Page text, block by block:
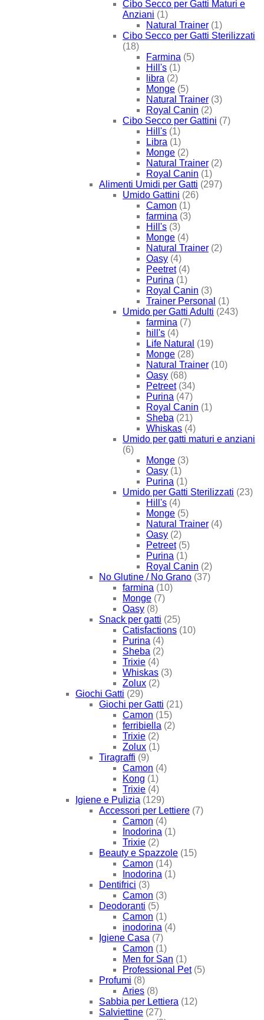
Cibo Secco per Gatti Maturi e
Anziani (1)
Natural Trainer (1)
Cibo Secco per Gatti Sterilizzati
(18)
Farmina (5)
Hill's (1)
libra (2)
Monge (5)
Natural Trainer (3)
Royal Canin (2)
Cibo Secco per Gattini (7)
Hill's (1)
Libra (1)
Monge (2)
Natural Trainer (2)
Royal Canin (1)
Alimenti Umidi per Gatti (297)
Umido Gattini (26)
Camon (1)
farmina (3)
Hill's (3)
Monge (4)
Natural Trainer (2)
Oasy (4)
Peetret (4)
Purina (1)
Royal Canin (3)
Trainer Personal (1)
Umido per Gatti Adulti (243)
farmina (7)
hill's (4)
Life Natural (19)
Monge (28)
Natural Trainer (10)
Oasy (68)
Petreet (34)
Purina (47)
Royal Canin (1)
Sheba (21)
Whiskas (4)
Umido per gatti maturi e anziani
(6)
Monge (3)
Oasy (1)
Purina (1)
Umido per Gatti Sterilizzati (23)
Hill's (4)
Monge (5)
Natural Trainer (4)
Oasy (2)
Petreet (5)
Purina (1)
Royal Canin (2)
No Glutine / No Grano (37)
farmina (10)
Monge (7)
Oasy (8)
Snack per gatti (25)
Catisfactions (10)
Purina (4)
Sheba (2)
Trixie (4)
Whiskas (3)
Zolux (2)
Giochi Gatti (29)
Giochi per Gatti (21)
Camon (15)
ferribiella (2)
Trixie (2)
Zolux (1)
Tiragraffi (9)
Camon (4)
Kong (1)
Trixie (4)
Igiene e Pulizia (129)
Accessori per Lettiere (7)
Camon (4)
Inodorina (1)
Trixie (2)
Beauty e Spazzole (15)
Camon (14)
Inodorina (1)
Dentifrici (3)
Camon (3)
Deodoranti (5)
Camon (1)
inodorina (4)
Igiene Casa (7)
Camon (1)
Men for San (1)
Professional Pet (5)
Profumi (8)
Aries (8)
Sabbia per Lettiera (12)
Salviettine (27)